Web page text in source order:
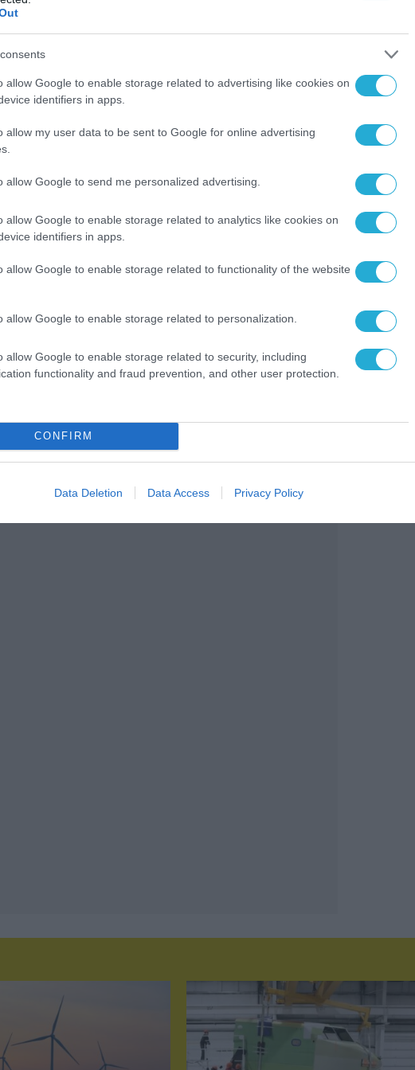
allow Google to enable storage related to advertising like cookies on
identifiers in apps.
allow my user data to be sent to Google for online advertising
allow Google to send me personalized advertising.
allow Google to enable storage related to analytics like cookies on
identifiers in apps.
allow Google to enable storage related to functionality of the website
allow Google to enable storage related to personalization.
allow Google to enable storage related to security, including
functionality and fraud prevention, and other user protection.
CONFIRM
Data Deletion Data Access Privacy Policy
για ανάληψη αποστολών Ειδικών
την απόδοσή του
ενώ εξήρε τη συμβολή της Ελλάδας ως προς
Συμμαχικής Στοχοθεσίας.
το Πνεύμα Μονάδος και τη συνέπεια που
του ΕΤΑ, εξασφαλίζοντας πολύτιμη
την ολοκλήρωση της προσπάθειας της ΔΕΠ
δυνατοτήτων του συνόλου των Ειδικών
αξιολόγηση, η οποία είναι αποτέλεσμα
κατευθύνσεων του ΓΕΕΘΑ για δημιουργία
ΔΕΕ, που θα λειτουργούν ως
εθνικής ισχύος.
ΑΡΘΡΟ